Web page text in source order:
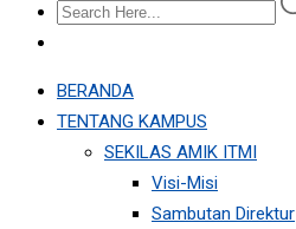
BERANDA
TENTANG KAMPUS
SEKILAS AMIK ITMI
Visi-Misi
Sambutan Direktur